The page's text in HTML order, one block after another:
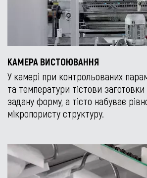
КАМЕРА ВИСТОЮВАННЯ
У камері при контрольованих
та температури тістови
задану форму, а тісто набуває
мікропористу структуру.